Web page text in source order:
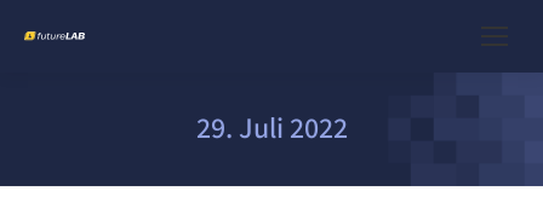
29. Juli 2022